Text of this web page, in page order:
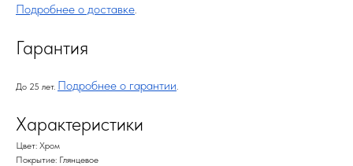
Подробнее о доставке.
Гарантия
До 25 лет. Подробнее о гарантии.
Характеристики
Цвет: Хром
Покрытие: Глянцевое